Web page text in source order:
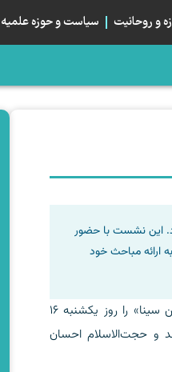
و روحانیت سیاست و حوزه علمیه
این نشست با حضور
ارائه مباحث خود
به گزارش رحا مدیا، مؤسسه پژوهشی حکمت و فلسفه ایران میزگرد علمی «حکمت عملی از نظرگاه ابن سینا» را روز یکشنبه ۱۶
و حجت‌الاسلام احسان